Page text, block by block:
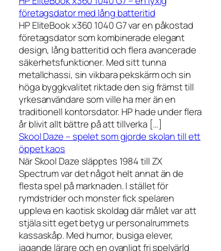
företagsdator med lång batteritid
HP EliteBook x360 1040 G7 var en påkostad
företagsdator som kombinerade elegant
design, lång batteritid och flera avancerade
säkerhetsfunktioner. Med sitt tunna
metallchassi, sin vikbara pekskärm och sin
höga byggkvalitet riktade den sig främst till
yrkesanvändare som ville ha mer än en
traditionell kontorsdator. HP hade under flera
år blivit allt bättre på att tillverka […]
Skool Daze – spelet som gjorde skolan till ett
öppet kaos
När Skool Daze släpptes 1984 till ZX
Spectrum var det något helt annat än de
flesta spel på marknaden. I stället för
rymdstrider och monster fick spelaren
uppleva en kaotisk skoldag där målet var att
stjäla sitt eget betyg ur personalrummets
kassaskåp. Med humor, busiga elever,
jagande lärare och en ovanligt fri spelvärld